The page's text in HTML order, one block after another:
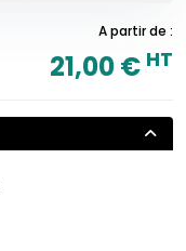
A partir de :
21,00 € HT